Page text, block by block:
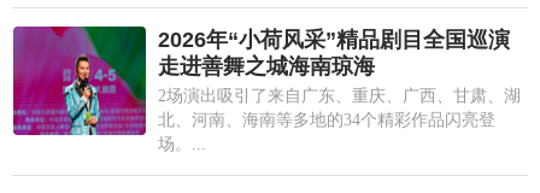
2026年“小荷风采”精品剧目全国巡演
走进善舞之城海南琼海
2场演出吸引了来自广东、重庆、广西、甘肃、湖
北、河南、海南等多地的34个精彩作品闪亮登
场。...